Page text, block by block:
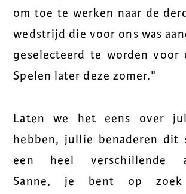
om toe te werken naar de
wedstrijd die voor ons was
geselecteerd te worden voor
Spelen later deze zomer."
Laten we het eens over
hebben, jullie benaderen dit
een heel verschillende
Sanne, je bent op